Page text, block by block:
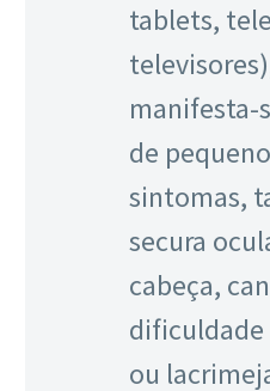
tablets,
manifesta-
de
sintomas,
secura
cabeça,
ou